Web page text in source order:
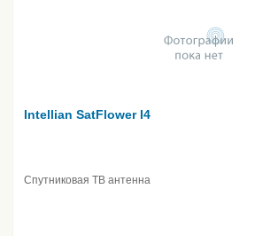
Intellian SatFlower I4
Спутниковая ТВ антенна